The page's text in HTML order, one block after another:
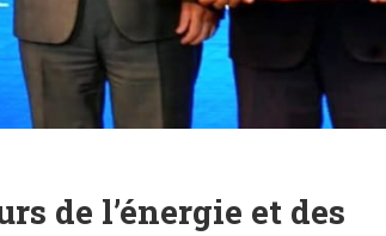
de l’énergie et des